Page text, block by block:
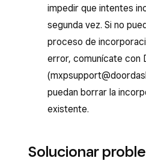
impedir que intentes
segunda vez. Si no
proceso de
error, comunícate con
puedan borrar la
existente.
Solucionar